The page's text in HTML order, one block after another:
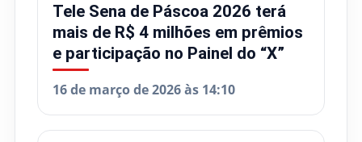
Tele Sena de Páscoa 2026 terá
mais de R$ 4 milhões em prêmios
e participação no Painel do “X”
16 de março de 2026 às 14:10